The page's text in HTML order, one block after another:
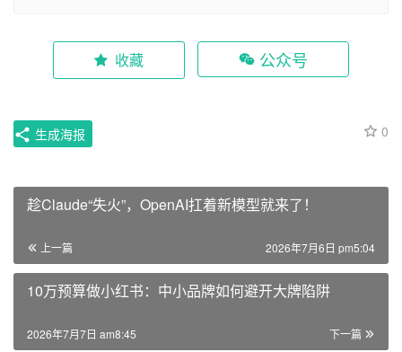
收藏 公众号
0
生成海报
趁Claude“失火”，OpenAI扛着新模型就来了！
上一篇 2026年7月6日 pm5:04
10万预算做小红书：中小品牌如何避开大牌陷阱
下一篇
2026年7月7日 am8:45